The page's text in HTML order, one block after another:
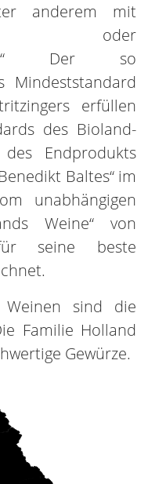
anderem mit
oder
Der so
Mindeststandard
erfüllen
des Bioland-
Endprodukts
Baltes“ im
unabhängigen
Weine“ von
seine beste
sind die
Familie Holland
Gewürze.